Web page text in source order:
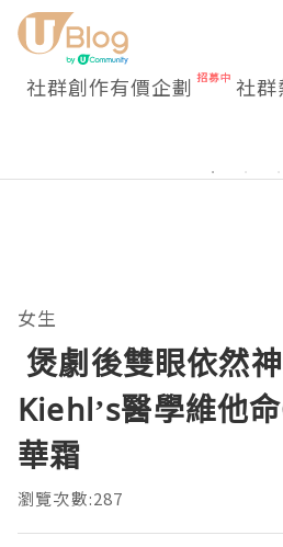
社群創作有價企劃 社
女生
煲劇後雙眼依然
Kiehl’s醫學維他
華霜
瀏覽次數:287